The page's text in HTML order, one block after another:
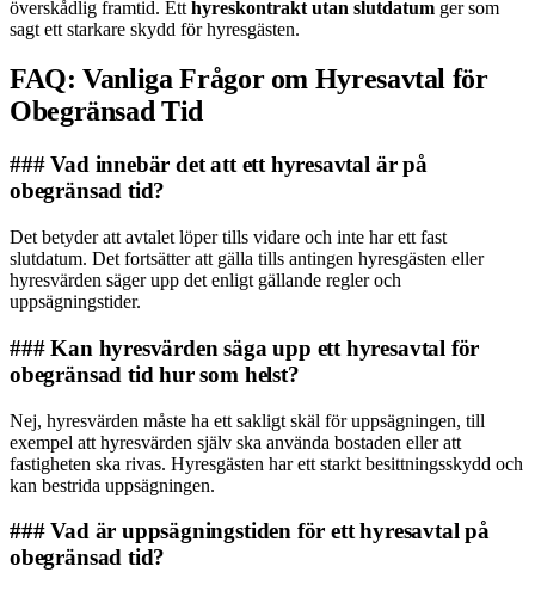
överskådlig framtid. Ett hyreskontrakt utan slutdatum ger som
sagt ett starkare skydd för hyresgästen.
FAQ: Vanliga Frågor om Hyresavtal för
Obegränsad Tid
### Vad innebär det att ett hyresavtal är på
obegränsad tid?
Det betyder att avtalet löper tills vidare och inte har ett fast
slutdatum. Det fortsätter att gälla tills antingen hyresgästen eller
hyresvärden säger upp det enligt gällande regler och
uppsägningstider.
### Kan hyresvärden säga upp ett hyresavtal för
obegränsad tid hur som helst?
Nej, hyresvärden måste ha ett sakligt skäl för uppsägningen, till
exempel att hyresvärden själv ska använda bostaden eller att
fastigheten ska rivas. Hyresgästen har ett starkt besittningsskydd och
kan bestrida uppsägningen.
### Vad är uppsägningstiden för ett hyresavtal på
obegränsad tid?